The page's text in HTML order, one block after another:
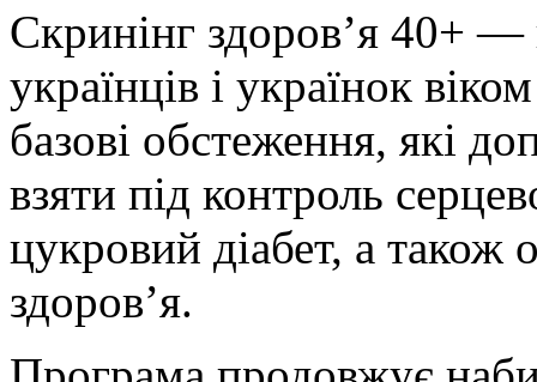
Скринінг здоров’я 40+ —
українців і українок
базові обстеження, які
взяти під контроль
цукровий діабет, а також
здоров’я.